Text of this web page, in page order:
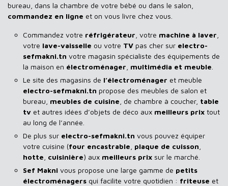
bureau, dans la chambre de votre bébé ou dans le salon,
commandez en ligne et on vous livre chez vous.
Commandez votre réfrigérateur , votre machine à laver
votre lave-vaisselle ou votre TV pas cher sur electro-
sefmakni.tn votre magasin spécialiste des équipements de
la maison en électroménager multimédia et meuble
Le site des magasins de l’électroménager et meuble
electro-sefmakni.tn propose des meubles de salon et
bureau, meubles de cuisine , de chambre à coucher, table
tv et autres idées d’objets de déco aux meilleurs prix tout
au long de l’année.
De plus sur electro-sefmakni.tn vous pouvez équiper
votre cuisine (four encastrable plaque de cuisson
hotte cuisinière) aux meilleurs prix sur le marché.
Sef Makni vous propose une large gamme de petits
électroménagers qui facilite votre quotidien : friteuse et